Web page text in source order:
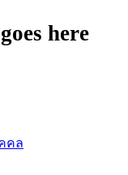
here
คล